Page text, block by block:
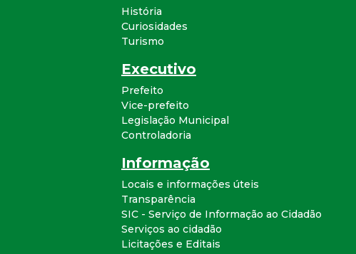
História
Curiosidades
Turismo
Executivo
Prefeito
Vice-prefeito
Legislação Municipal
Controladoria
Informação
Locais e informações úteis
Transparência
SIC - Serviço de Informação ao Cidadão
Serviços ao cidadão
Licitações e Editais